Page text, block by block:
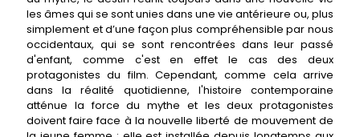
les âmes qui se sont unies dans une vie antérieure ou, plus
simplement et d’une façon plus compréhensible par nous
occidentaux, qui se sont rencontrées dans leur passé
d'enfant, comme c'est en effet le cas des deux
protagonistes du film. Cependant, comme cela arrive
dans la réalité quotidienne, l'histoire contemporaine
atténue la force du mythe et les deux protagonistes
doivent faire face à la nouvelle liberté de mouvement de